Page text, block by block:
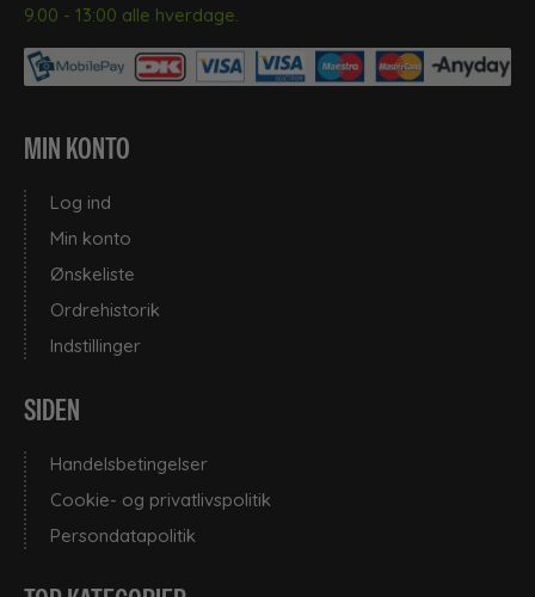
9.00 - 13:00 alle hverdage.
MIN KONTO
Log ind
Min konto
Ønskeliste
Ordrehistorik
Indstillinger
SIDEN
Handelsbetingelser
Cookie- og privatlivspolitik
Persondatapolitik